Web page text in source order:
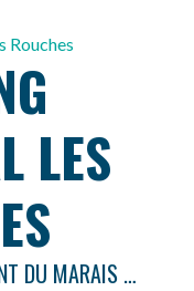
LES
DU MARAIS …